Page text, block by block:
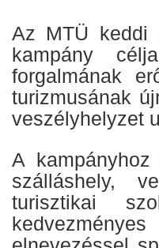
Az MTÜ keddi
kampány
forgalmának
turizmusának
veszélyhelyzet
A
szálláshely,
turisztikai